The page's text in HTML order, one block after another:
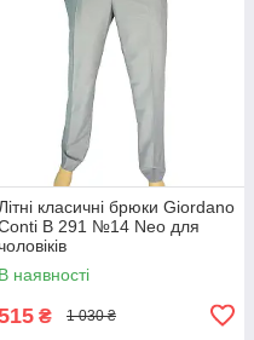
Літні класичні брюки Giordano
B 291 №14 Neo для
В наявності
₴ 1 030 ₴